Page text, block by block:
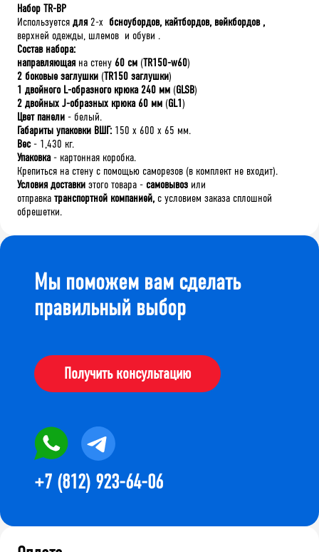
Набор TR-BP
Используется для 2-х бсноубордов, кайтбордов, вейкбордов ,
верхней одежды, шлемов и обуви .
Состав набора:
направляющая на стену 60 см (TR150-w60)
2 боковые заглушки (TR150 заглушки)
1 двойного L-образного крюка 240 мм (GLSB)
2 двойных J-образных крюка 60 мм (GL1)
Цвет панели - белый.
Габариты упаковки ВШГ: 150 x 600 x 65 мм.
Вес- 1,430 кг.
Упаковка- картонная коробка.
Крепиться на стену с помощью саморезов (в комплект не входит).
Условия доставки этого товара - самовывоз или
отправка транспортной компанией, с условием заказа сплошной
обрешетки.
Мы поможем вам сделать
правильный выбор
Получить консультацию
+7 (812) 923-64-06